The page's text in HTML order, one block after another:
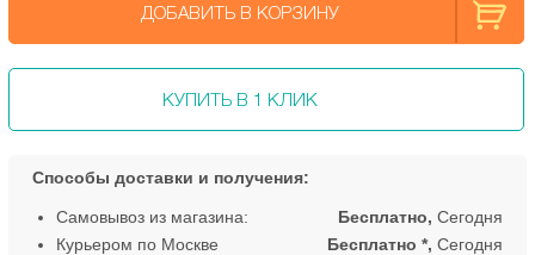
ДОБАВИТЬ В КОРЗИНУ
КУПИТЬ В 1 КЛИК
Способы доставки и получения:
Самовывоз из магазина: Бесплатно, Сегодня
Курьером по Москве
Бесплатно *, Сегодня